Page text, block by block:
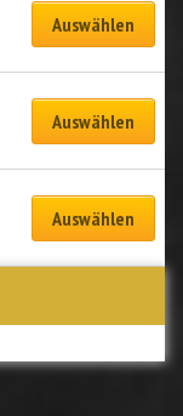
Auswählen
Auswählen
Auswählen